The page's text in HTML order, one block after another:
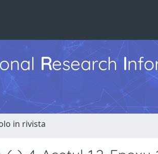
Research I
in rivista